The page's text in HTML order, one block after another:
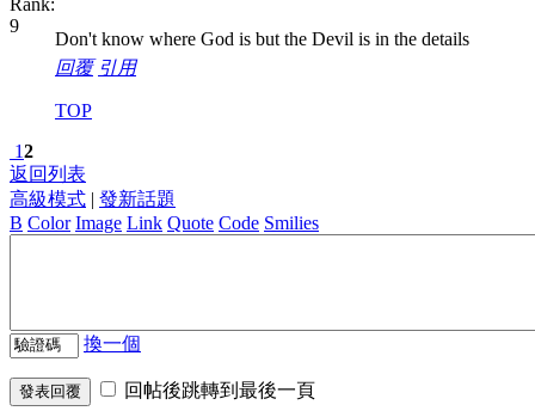
Don't know where God is but the Devil is in the details
回覆 引用
TOP
12
返回列表
高級模式 | 發新話題
B Color Image Link Quote Code Smilies
換一個
發表回覆 回帖後跳轉到最後一頁